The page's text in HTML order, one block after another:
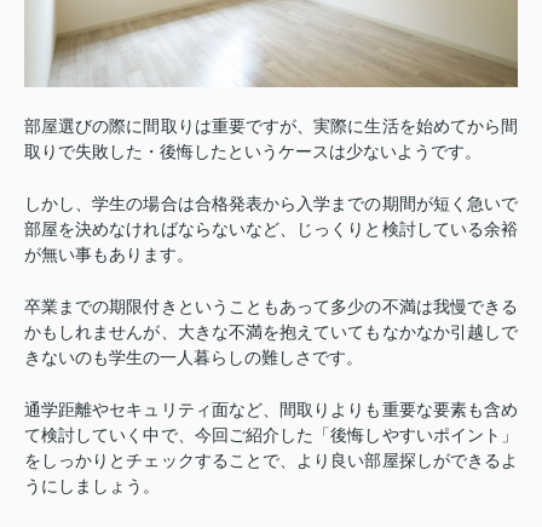
部屋選びの際に間取りは重要ですが、実際に生活を始めてから間
取りで失敗した・後悔したというケースは少ないようです。
しかし、学生の場合は合格発表から入学までの期間が短く急いで
部屋を決めなければならないなど、じっくりと検討している余裕
が無い事もあります。
卒業までの期限付きということもあって多少の不満は我慢できる
かもしれませんが、大きな不満を抱えていてもなかなか引越しで
きないのも学生の一人暮らしの難しさです。
通学距離やセキュリティ面など、間取りよりも重要な要素も含め
て検討していく中で、今回ご紹介した「後悔しやすいポイント」
をしっかりとチェックすることで、より良い部屋探しができるよ
うにしましょう。